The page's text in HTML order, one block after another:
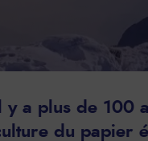
Il y a plus de 100
du papier